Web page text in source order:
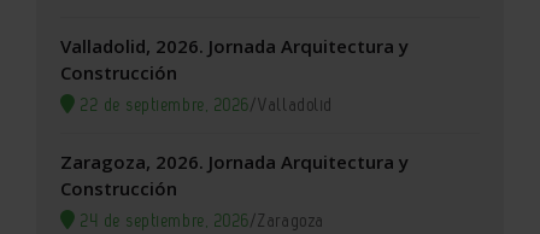
Valladolid, 2026. Jornada Arquitectura y
Construcción
22 de septiembre, 2026/Valladolid
Zaragoza, 2026. Jornada Arquitectura y
Construcción
24 de septiembre, 2026/Zaragoza